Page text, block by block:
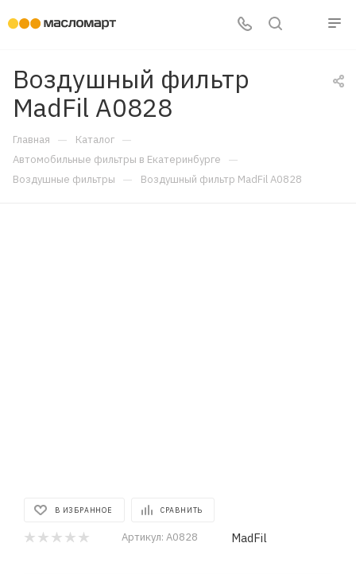
Воздушный фильтр
MadFil A0828
Главная — Каталог —
Автомобильные фильтры в Екатеринбурге —
Воздушные фильтры — Воздушный фильтр MadFil A0828
В ИЗБРАННОЕ СРАВНИТЬ
Артикул: A0828 MadFil